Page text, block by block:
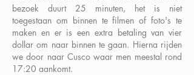
bezoek duurt 25 minuten, het is niet
toegestaan om binnen te filmen of foto's te
maken en er is een extra betaling van vier
dollar om naar binnen te gaan. Hierna rijden
we door naar Cusco waar men meestal rond
17:20 aankomt.